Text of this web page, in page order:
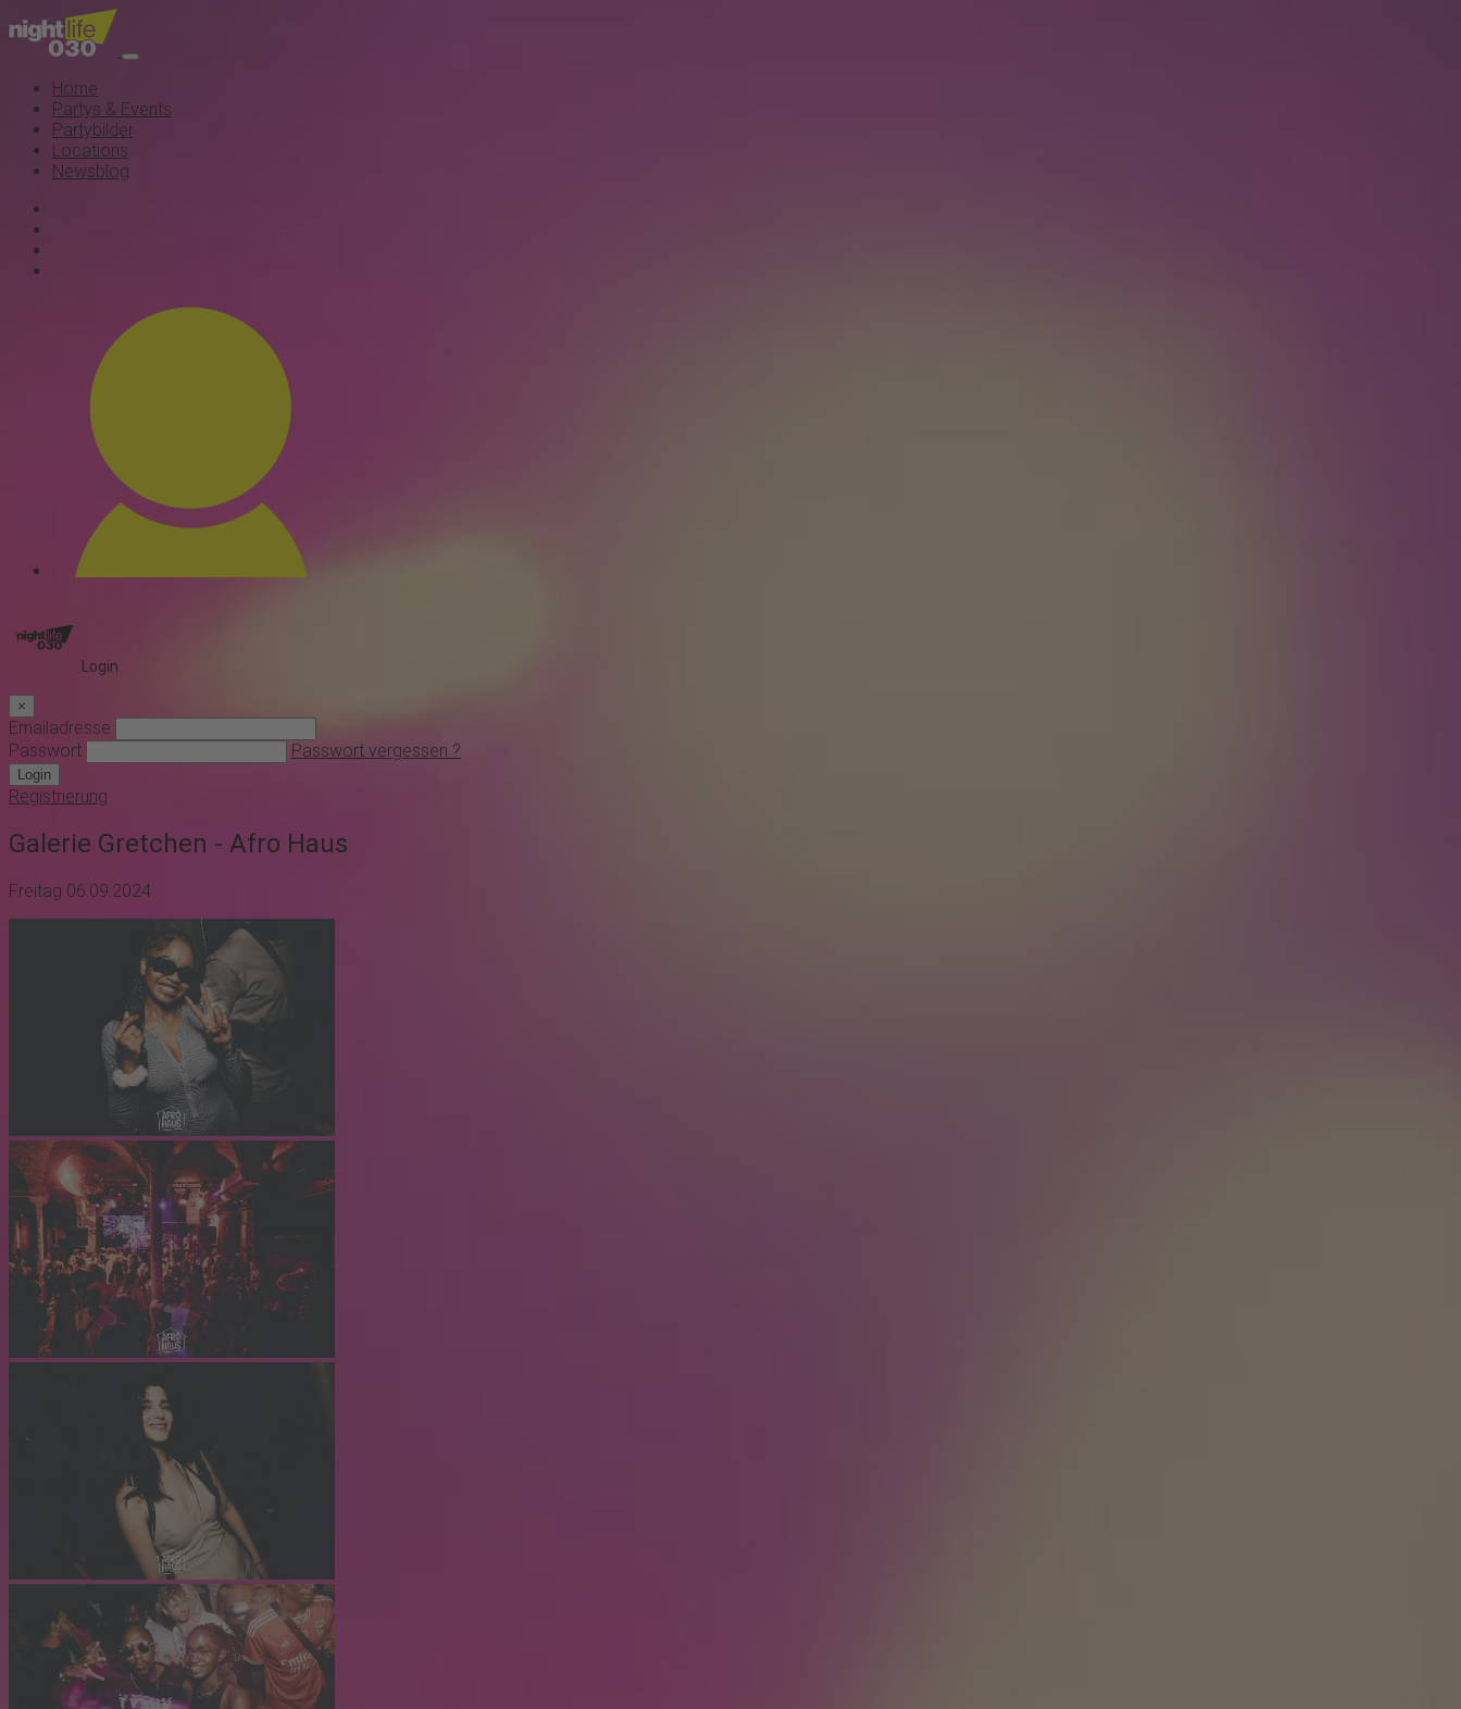
Home
Partys & Events
Partybilder
Locations
Newsblog
Login
×
Emailadresse
Passwort
Passwort vergessen ?
Login
Registrierung
Galerie Gretchen - Afro Haus
Freitag 06.09.2024